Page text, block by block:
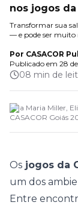
nos jogos da
Transformar sua
— e pode ser muito
Por CASACOR
Publicado em 28
08 min de
Ana Maria Miller,
CASACOR Goiás
Os jogos da
um dos
Entre